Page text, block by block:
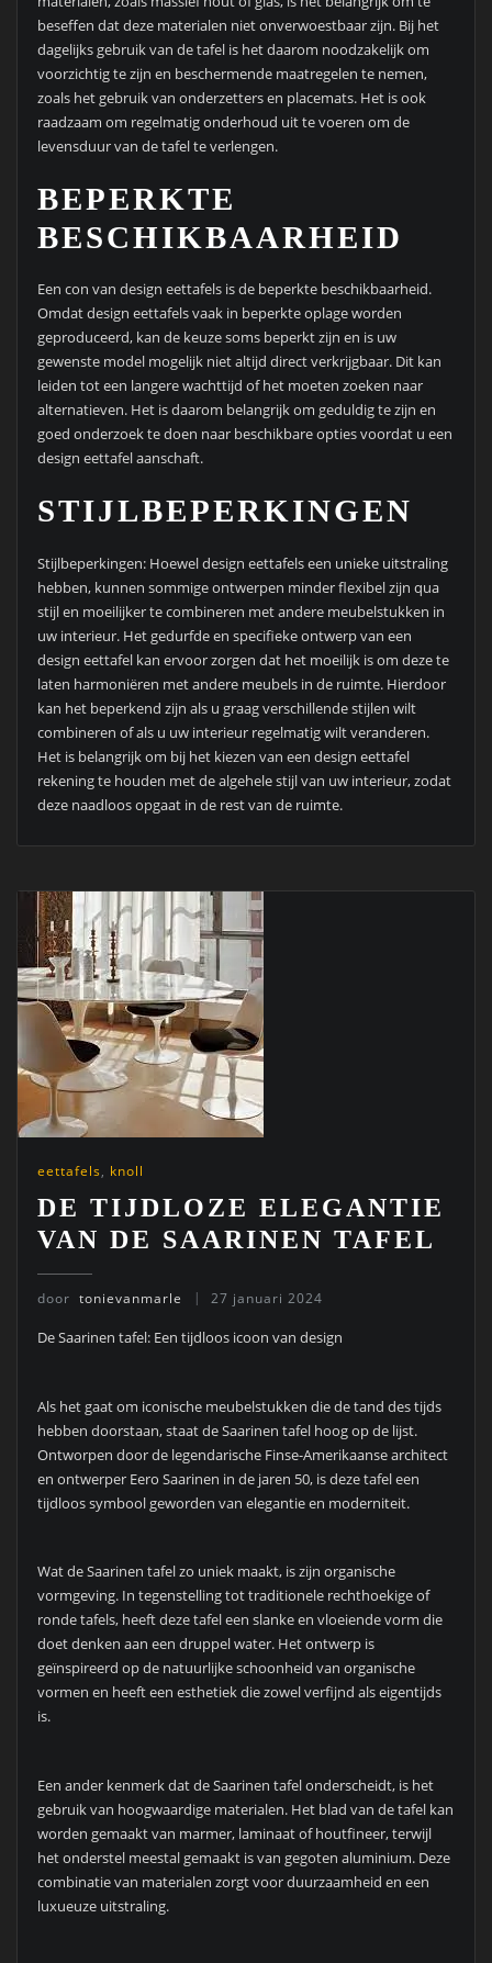
beseffen dat deze materialen niet onverwoestbaar zijn. Bij het
dagelijks gebruik van de tafel is het daarom noodzakelijk om
voorzichtig te zijn en beschermende maatregelen te nemen,
zoals het gebruik van onderzetters en placemats. Het is ook
raadzaam om regelmatig onderhoud uit te voeren om de
levensduur van de tafel te verlengen.
BEPERKTE
BESCHIKBAARHEID
Een con van design eettafels is de beperkte beschikbaarheid.
Omdat design eettafels vaak in beperkte oplage worden
geproduceerd, kan de keuze soms beperkt zijn en is uw
gewenste model mogelijk niet altijd direct verkrijgbaar. Dit kan
leiden tot een langere wachttijd of het moeten zoeken naar
alternatieven. Het is daarom belangrijk om geduldig te zijn en
goed onderzoek te doen naar beschikbare opties voordat u een
design eettafel aanschaft.
STIJLBEPERKINGEN
Stijlbeperkingen: Hoewel design eettafels een unieke uitstraling
hebben, kunnen sommige ontwerpen minder flexibel zijn qua
stijl en moeilijker te combineren met andere meubelstukken in
uw interieur. Het gedurfde en specifieke ontwerp van een
design eettafel kan ervoor zorgen dat het moeilijk is om deze te
laten harmoniëren met andere meubels in de ruimte. Hierdoor
kan het beperkend zijn als u graag verschillende stijlen wilt
combineren of als u uw interieur regelmatig wilt veranderen.
Het is belangrijk om bij het kiezen van een design eettafel
rekening te houden met de algehele stijl van uw interieur, zodat
deze naadloos opgaat in de rest van de ruimte.
eettafels, knoll
DE TIJDLOZE ELEGANTIE
VAN DE SAARINEN TAFEL
door tonievanmarle 27 januari 2024
De Saarinen tafel: Een tijdloos icoon van design
Als het gaat om iconische meubelstukken die de tand des tijds
hebben doorstaan, staat de Saarinen tafel hoog op de lijst.
Ontworpen door de legendarische Finse-Amerikaanse architect
en ontwerper Eero Saarinen in de jaren 50, is deze tafel een
tijdloos symbool geworden van elegantie en moderniteit.
Wat de Saarinen tafel zo uniek maakt, is zijn organische
vormgeving. In tegenstelling tot traditionele rechthoekige of
ronde tafels, heeft deze tafel een slanke en vloeiende vorm die
doet denken aan een druppel water. Het ontwerp is
geïnspireerd op de natuurlijke schoonheid van organische
vormen en heeft een esthetiek die zowel verfijnd als eigentijds
is.
Een ander kenmerk dat de Saarinen tafel onderscheidt, is het
gebruik van hoogwaardige materialen. Het blad van de tafel kan
worden gemaakt van marmer, laminaat of houtfineer, terwijl
het onderstel meestal gemaakt is van gegoten aluminium. Deze
combinatie van materialen zorgt voor duurzaamheid en een
luxueuze uitstraling.